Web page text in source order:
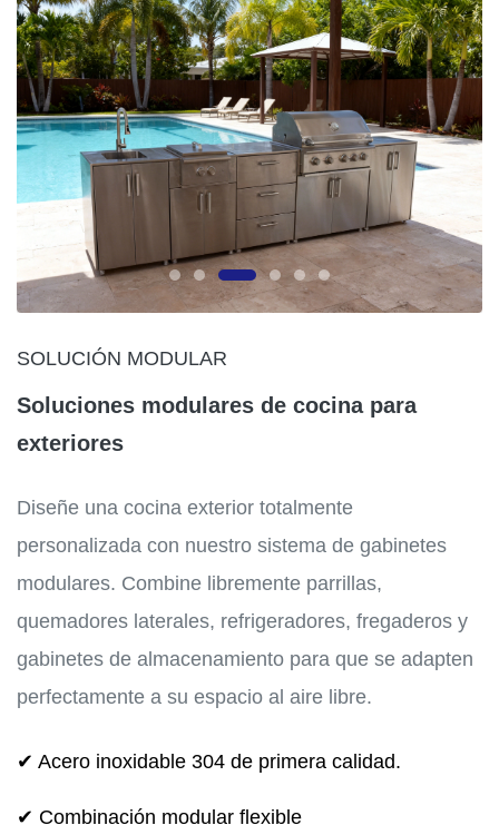
SOLUCIÓN MODULAR
Soluciones modulares de cocina para
exteriores
Diseñe una cocina exterior totalmente
personalizada con nuestro sistema de gabinetes
modulares. Combine libremente parrillas,
quemadores laterales, refrigeradores, fregaderos y
gabinetes de almacenamiento para que se adapten
perfectamente a su espacio al aire libre.
✔ Acero inoxidable 304 de primera calidad.
✔ Combinación modular flexible